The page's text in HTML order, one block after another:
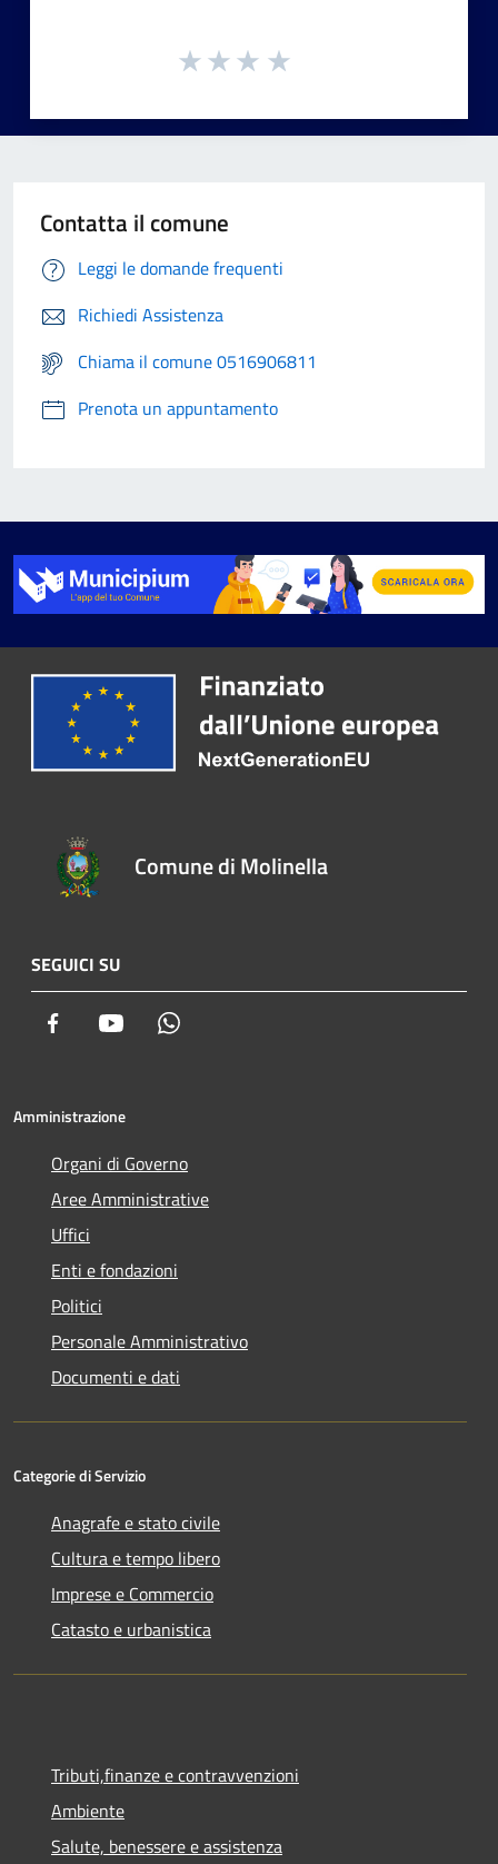
Contatta il comune
Leggi le domande frequenti
Richiedi Assistenza
Chiama il comune 0516906811
Prenota un appuntamento
Comune di Molinella
SEGUICI SU
Facebook Youtube
Amministrazione
Organi di Governo
Aree Amministrative
Uffici
Enti e fondazioni
Politici
Personale Amministrativo
Documenti e dati
Categorie di Servizio
Anagrafe e stato civile
Cultura e tempo libero
Imprese e Commercio
Catasto e urbanistica
Tributi,finanze e contravvenzioni
Ambiente
Salute, benessere e assistenza